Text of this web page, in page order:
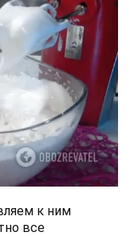
к ним
все